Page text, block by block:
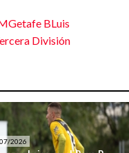
Getafe BLuis
División
2026